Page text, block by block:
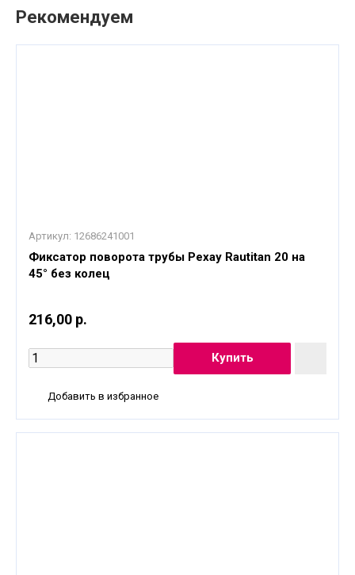
Рекомендуем
Артикул: 12686241001
Фиксатор поворота трубы Рехау Rautitan 20 на
45° без колец
216,00 р.
Добавить в избранное